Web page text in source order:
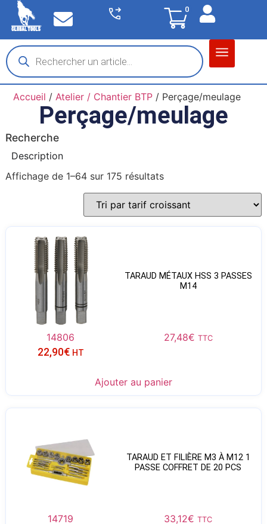
0
Accueil / Atelier / Chantier BTP / Perçage/meulage
Perçage/meulage
Recherche
Description
Affichage de 1–64 sur 175 résultats
TARAUD MÉTAUX HSS 3 PASSES
M14
14806 27,48€ TTC
22,90€ HT
Ajouter au panier
TARAUD ET FILIÈRE M3 À M12 1
PASSE COFFRET DE 20 PCS
14719 33,12€ TTC